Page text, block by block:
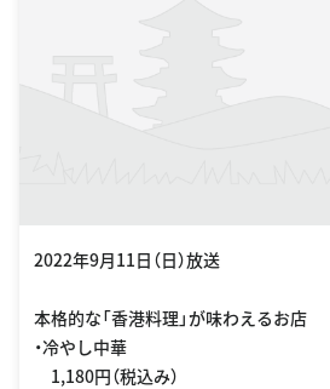
2022年9月11日（日）放送
本格的な「香港料理」が味わえるお店
・冷やし中華
1,180円（税込み）